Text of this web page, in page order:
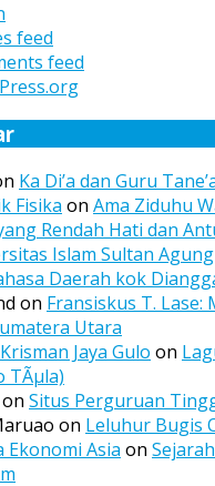
feed
feed
Ka Di’a dan Guru
Fisika on Ama Ziduhu
Rendah Hati dan
Islam Sultan Agung
Daerah kok
on Fransiskus T.
Utara
Jaya Gulo on
TÃµla)
on Situs Perguruan
on Leluhur Bugis
Ekonomi Asia on